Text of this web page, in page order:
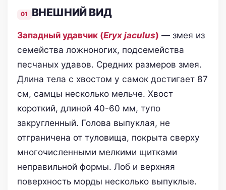
ВНЕШНИЙ ВИД
Западный удавчик (Eryx jaculus) — змея из
семейства ложноногих, подсемейства
песчаных удавов. Средних размеров змея.
Длина тела с хвостом у самок достигает 87
см, самцы несколько мельче. Хвост
короткий, длиной 40-60 мм, тупо
закругленный. Голова выпуклая, не
отграничена от туловища, покрыта сверху
многочисленными мелкими щитками
неправильной формы. Лоб и верхняя
поверхность морды несколько выпуклые.